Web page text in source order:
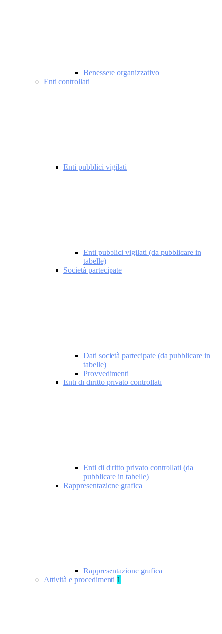
Benessere organizzativo
Enti controllati
Enti pubblici vigilati
Enti pubblici vigilati (da pubblicare in
tabelle)
Società partecipate
Dati società partecipate (da pubblicare in
tabelle)
Provvedimenti
Enti di diritto privato controllati
Enti di diritto privato controllati (da
pubblicare in tabelle)
Rappresentazione grafica
Rappresentazione grafica
Attività e procedimenti 1